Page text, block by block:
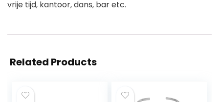
vrije tijd, kantoor, dans, bar etc.
Related Products